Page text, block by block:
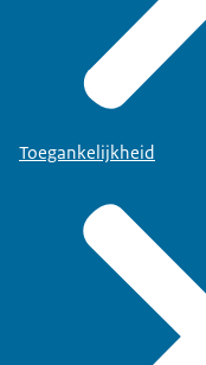
Toegankelijkheid